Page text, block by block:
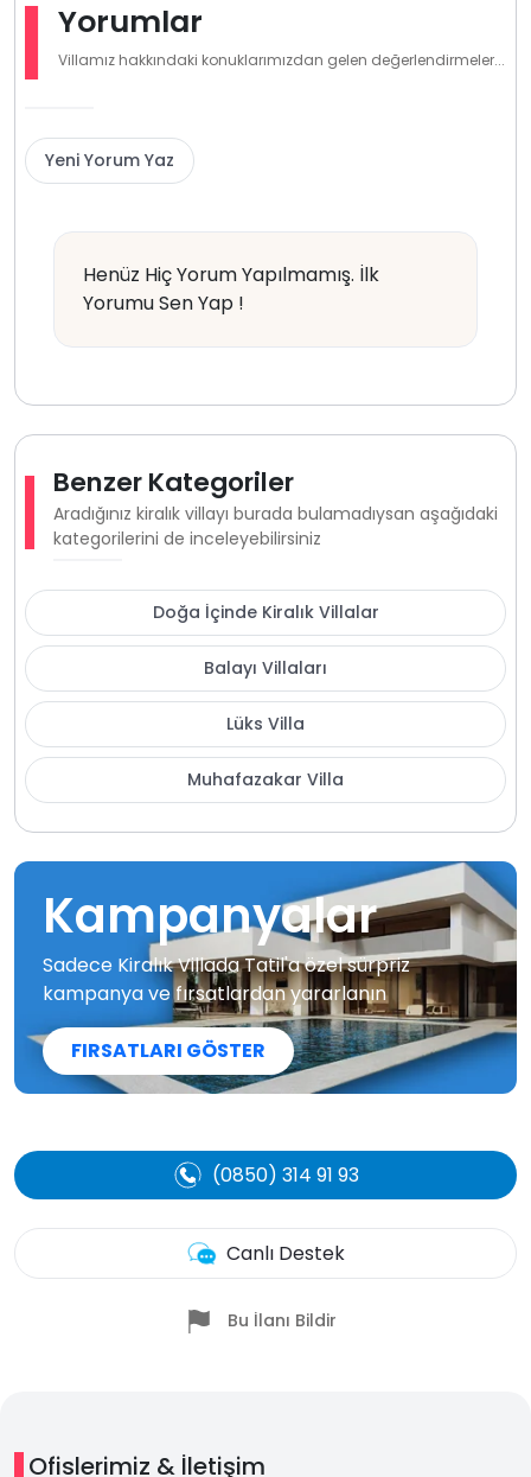
Yorumlar
Villamız hakkındaki konuklarımızdan gelen değerlendirmeler...
Yeni Yorum Yaz
Henüz Hiç Yorum Yapılmamış. İlk
Yorumu Sen Yap !
Benzer Kategoriler
Aradığınız kiralık villayı burada bulamadıysan aşağıdaki
kategorilerini de inceleyebilirsiniz
Doğa İçinde Kiralık Villalar
Balayı Villaları
Lüks Villa
Muhafazakar Villa
Kampanyalar
Sadece Kiralık Villada Tatil'a özel sürpriz
kampanya ve fırsatlardan yararlanın
FIRSATLARI GÖSTER
(0850) 314 91 93
Canlı Destek
Bu İlanı Bildir
Ofislerimiz & İletişim